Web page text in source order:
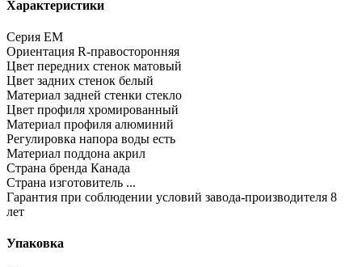
Характеристики
Серия EM
Ориентация R-правосторонняя
Цвет передних стенок матовый
Цвет задних стенок белый
Материал задней стенки стекло
Цвет профиля хромированный
Материал профиля алюминий
Регулировка напора воды есть
Материал поддона акрил
Страна бренда Канада
Страна изготовитель ...
Гарантия при соблюдении условий завода-производителя 8
лет
Упаковка